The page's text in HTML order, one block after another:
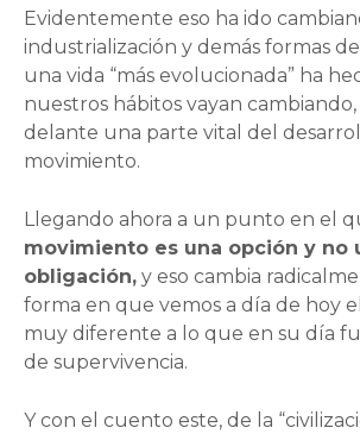
Evidentemente eso ha ido
industrialización y demás formas
una vida “más evolucionada” ha
nuestros hábitos vayan
delante una parte vital del
movimiento.
Llegando ahora a un punto en el
movimiento es una opción y no
obligación, y eso cambia
forma en que vemos a día de hoy
muy diferente a lo que en su día
de supervivencia.
Y con el cuento este, de la